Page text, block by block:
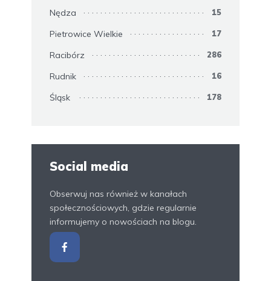
Nędza 15
Pietrowice Wielkie 17
Racibórz 286
Rudnik 16
Śląsk 178
Social media
Obserwuj nas również w kanałach
społecznościowych, gdzie regularnie
informujemy o nowościach na blogu.